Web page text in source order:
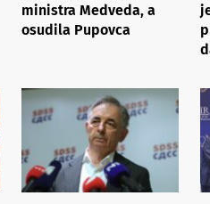
ministra Medveda, a
osudila Pupovca